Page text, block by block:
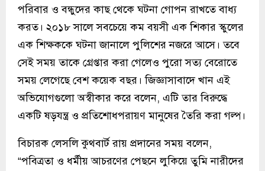
পরিবার ও বন্ধুদের কাছ থেকে ঘটনা গোপন রাখতে বাধ্য
করত। ২০১৮ সালে সবচেয়ে কম বয়সী এক শিকার স্কুলের
এক শিক্ষককে ঘটনা জানালে পুলিশের নজরে আসে। তবে
সেই সময় তাকে গ্রেপ্তার করা গেলেও পুরো সত্য বেরোতে
সময় লেগেছে বেশ কয়েক বছর। জিজ্ঞাসাবাদে খান এই
অভিযোগগুলো অস্বীকার করে বলেন, এটি তার বিরুদ্ধে
একটি ষড়যন্ত্র ও প্রতিশোধপরায়ণ মানুষের তৈরি করা গল্প।
বিচারক লেসলি কুথবার্ট রায় প্রদানের সময় বলেন,
“পবিত্রতা ও ধর্মীয় আচরণের পেছনে লুকিয়ে তুমি নারীদের